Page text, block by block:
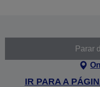
Parar
IR PARA A